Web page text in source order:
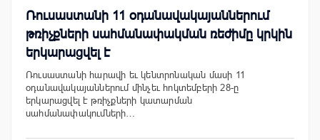
Ռուսաստանի 11 օդանավակայաններում
թռիչքների սահմանափակման ռեժիմը կրկին
երկարացվել է
Ռուսաստանի հարավի եւ կենտրոնական մասի 11
օդանավակայաններում մինչեւ հոկտեմբերի 28-ը
երկարացվել է թռիչքների կատարման
սահմանափակումների…